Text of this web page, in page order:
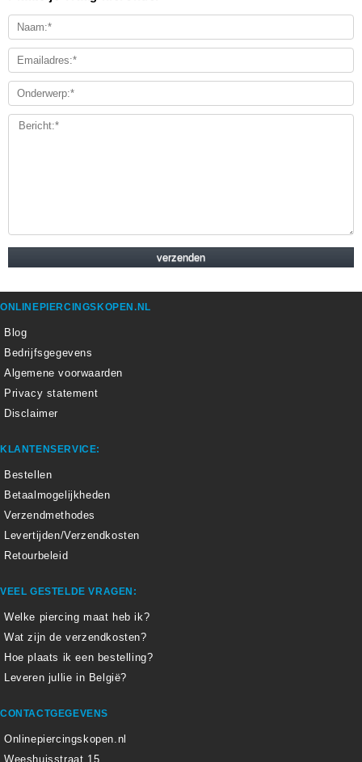
ONLINEPIERCINGSKOPEN.NL
Blog
Bedrijfsgegevens
Algemene voorwaarden
Privacy statement
Disclaimer
KLANTENSERVICE:
Bestellen
Betaalmogelijkheden
Verzendmethodes
Levertijden/Verzendkosten
Retourbeleid
VEEL GESTELDE VRAGEN:
Welke piercing maat heb ik?
Wat zijn de verzendkosten?
Hoe plaats ik een bestelling?
Leveren jullie in België?
CONTACTGEGEVENS
Onlinepiercingskopen.nl
Weeshuisstraat 15